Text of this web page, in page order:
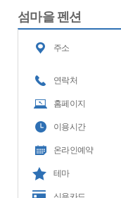
섬마을 펜션
주소
연락처
홈페이지
이용시간
온라인예약
테마